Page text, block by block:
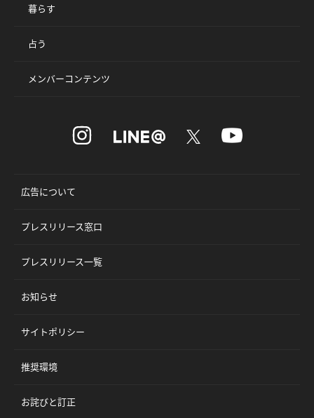
暮らす
占う
メンバーコンテンツ
広告について
プレスリリース窓口
プレスリリース一覧
お知らせ
サイトポリシー
推奨環境
お詫びと訂正